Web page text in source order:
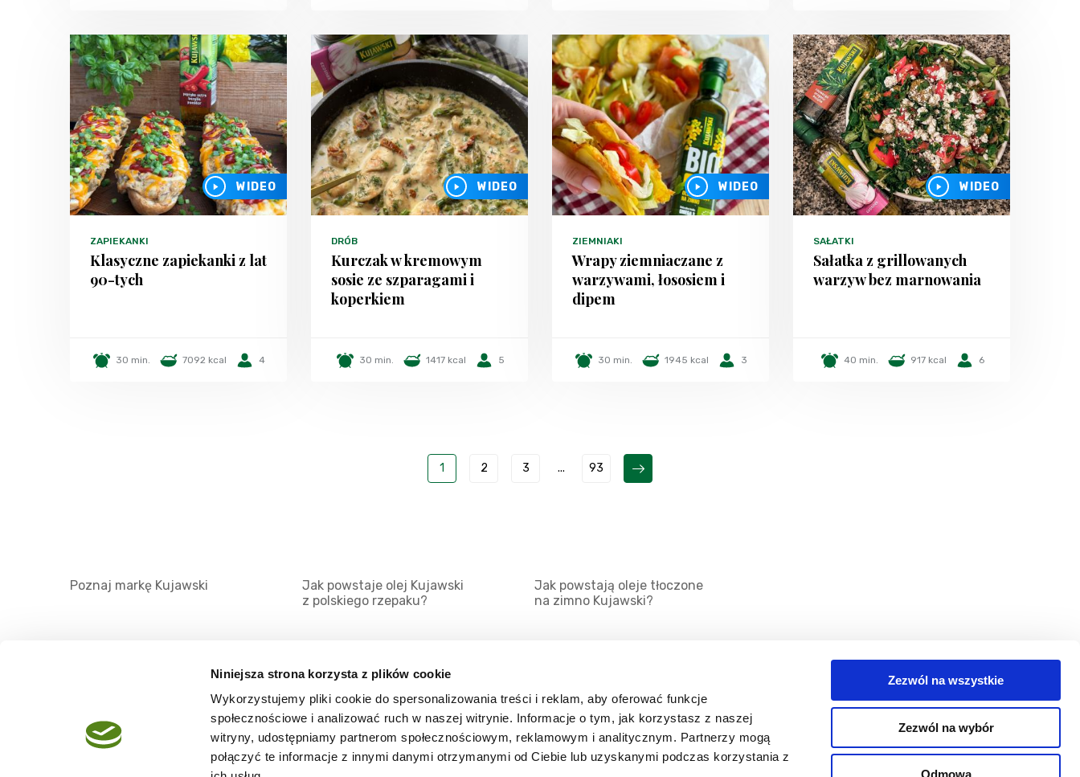
Niniejsza strona korzysta z plików cookie
Wykorzystujemy pliki cookie do spersonalizowania treści i reklam, aby oferować funkcje
społecznościowe i analizować ruch w naszej witrynie. Informacje o tym, jak korzystasz z naszej
witryny, udostępniamy partnerom społecznościowym, reklamowym i analitycznym. Partnerzy mogą
połączyć te informacje z innymi danymi otrzymanymi od Ciebie lub uzyskanymi podczas korzystania z
Zezwól na wszystkie
Zezwól na wybór
Odmowa
WIDEO
ZAPIEKANKI
Klasyczne zapiekanki z lat
90-tych
30 min. 7092 kcal 4
WIDEO
DRÓB
Kurczak w kremowym
sosie ze szparagami i
koperkiem
30 min. 1417 kcal 5
WIDEO
ZIEMNIAKI
Wrapy ziemniaczane z
warzywami, łososiem i
dipem
30 min. 1945 kcal 3
WIDEO
SAŁATKI
Sałatka z grillowanych
warzyw bez marnowania
40 min. 917 kcal 6
1 2 3 ... 93
Poznaj markę Kujawski
Jak powstaje olej Kujawski
z polskiego rzepaku?
Jak powstają oleje tłoczone
na zimno Kujawski?
Regulamin
Mapa serwisu
Kanały RSS
Porady
Kategorie
Kontakt
Zaloguj się